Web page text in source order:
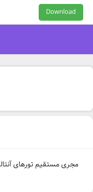
Download
مجری مستقیم تورهای